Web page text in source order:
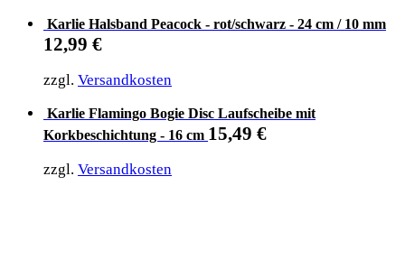
Karlie Halsband Peacock - rot/schwarz - 24 cm / 10 mm
12,99 €
zzgl. Versandkosten
Karlie Flamingo Bogie Disc Laufscheibe mit
Korkbeschichtung - 16 cm 15,49 €
zzgl. Versandkosten